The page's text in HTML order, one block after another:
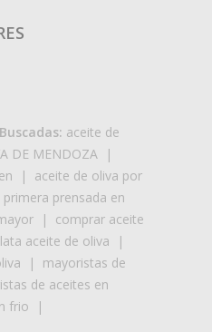
aceite de
DE MENDOZA |
| aceite de oliva por
prensada en
| comprar aceite
lata aceite de oliva |
| mayoristas de
de aceites en
frio |